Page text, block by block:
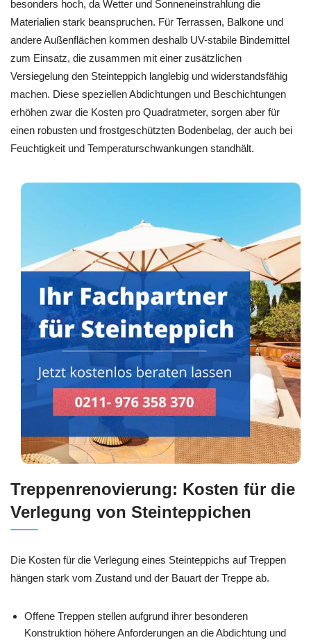
besonders hoch, da Wetter und Sonneneinstrahlung die
Materialien stark beanspruchen. Für Terrassen, Balkone und
andere Außenflächen kommen deshalb UV-stabile Bindemittel
zum Einsatz, die zusammen mit einer zusätzlichen
Versiegelung den Steinteppich langlebig und widerstandsfähig
machen. Diese speziellen Abdichtungen und Beschichtungen
erhöhen zwar die Kosten pro Quadratmeter, sorgen aber für
einen robusten und frostgeschützten Bodenbelag, der auch bei
Feuchtigkeit und Temperaturschwankungen standhält.
Treppenrenovierung: Kosten für die
Verlegung von Steinteppichen
Die Kosten für die Verlegung eines Steinteppichs auf Treppen
hängen stark vom Zustand und der Bauart der Treppe ab.
Offene Treppen stellen aufgrund ihrer besonderen
Konstruktion höhere Anforderungen an die Abdichtung und